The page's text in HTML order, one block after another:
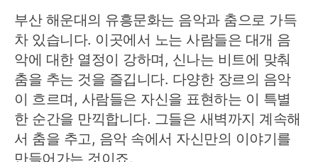
부산 해운대의 유흥문화는 음악과 춤으로 가득
차 있습니다. 이곳에서 노는 사람들은 대개 음
악에 대한 열정이 강하며, 신나는 비트에 맞춰
춤을 추는 것을 즐깁니다. 다양한 장르의 음악
이 흐르며, 사람들은 자신을 표현하는 이 특별
한 순간을 만끽합니다. 그들은 새벽까지 계속해
서 춤을 추고, 음악 속에서 자신만의 이야기를
만들어가는 것이죠.